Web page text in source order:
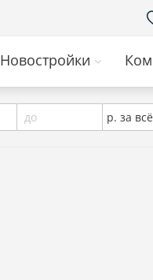
Новостройки
до р. за всё